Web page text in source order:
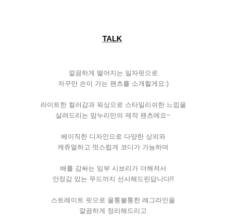
TALK
깔끔하게 떨어지는 일자핏으로
자꾸만 손이 가는 팬츠를 소개할게요:)
라이트한 컬러감과 워싱으로 스타일리쉬한 느낌을
살려드리는 맘누리만의 제작 팬츠에요~
베이직한 디자인으로 다양한 상의와
캐쥬얼하고 멋스럽게 코디가 가능하며
배를 감싸는 임부 시보리가 더해져서
안정감 있는 무드까지 선사해드린답니다!!
스트레이트 핏으로 울퉁불퉁한 레그라인을
깔끔하게 정리해드리고